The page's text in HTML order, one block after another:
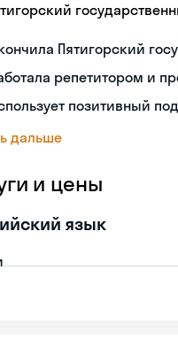
Пятигорский
репетитором и
позитивный
дальше
и цены
язык